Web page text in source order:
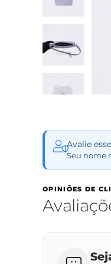
Avalie
Seu nome
OPINIÕES DE